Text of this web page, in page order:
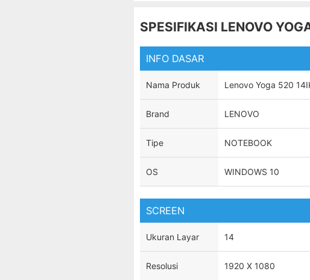
SPESIFIKASI LENOVO
INFO DASAR
Nama Produk Lenovo Yoga 520
Brand LENOVO
Tipe NOTEBOOK
OS WINDOWS 10
SCREEN
Ukuran Layar 14
Resolusi 1920 X 1080